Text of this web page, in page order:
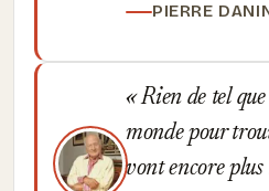
PIERRE
Rien de tel
monde pour
vont encore